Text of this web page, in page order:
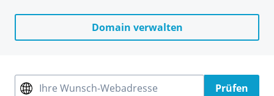
Domain verwalten
Ihre Wunsch-Webadresse Prüfen